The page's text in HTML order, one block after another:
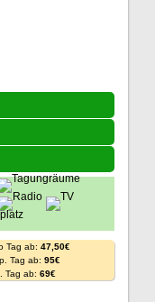
Tag ab: 47,50€
Tag ab: 95€
Tag ab: 69€